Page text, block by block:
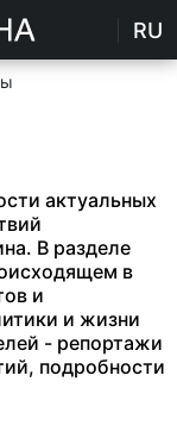
RU
актуальных
В разделе
в
и
и жизни
- репортажи
подробности